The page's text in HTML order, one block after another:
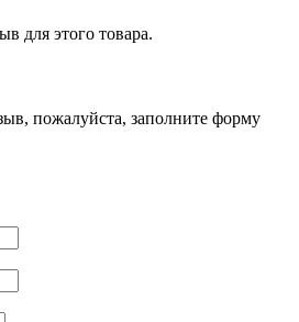
для этого товара.
пожалуйста, заполните форму